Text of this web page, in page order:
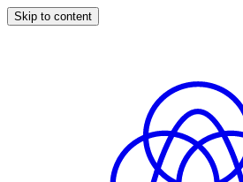
Skip to content